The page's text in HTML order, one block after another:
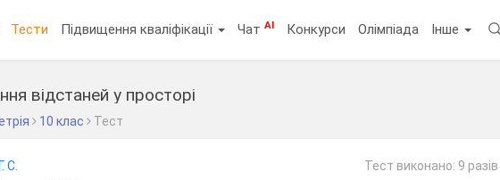
Тести Підвищення кваліфікації ЧатAI Конкурси Олімпіада Інше
відстаней у просторі
10 клас Тест
С.
Тест виконано: 9 разів